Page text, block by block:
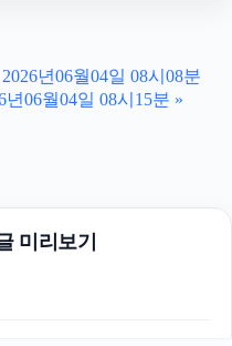
마포하수구막힘
년06월04일 08시08분
06월04일 08시15분 »
미리보기